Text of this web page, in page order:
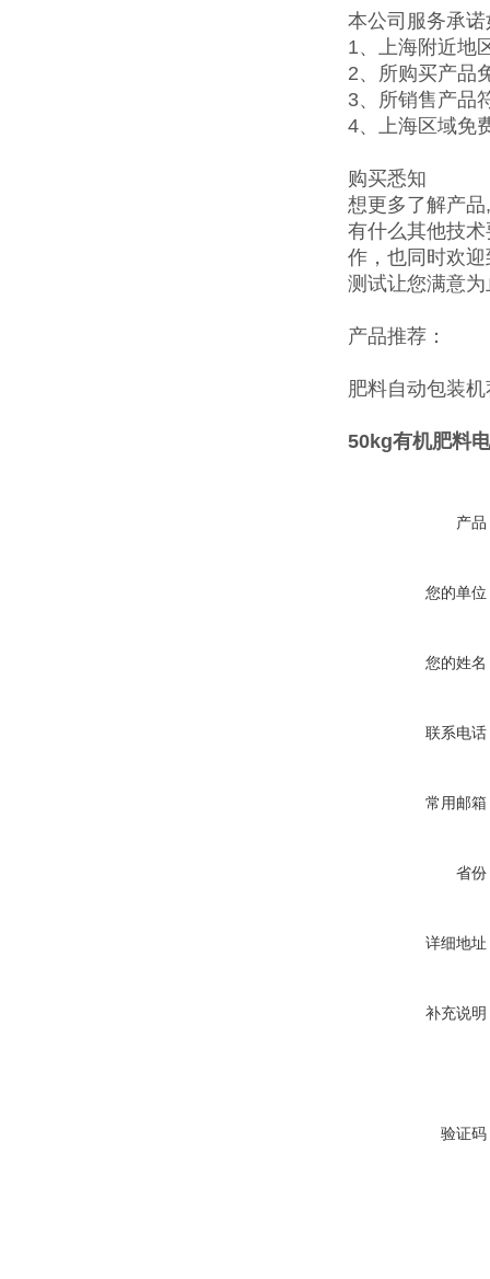
本公司服务承
1、上海附近地
2、所购买产品
3、所销售产品
4、 上海区域免
购买悉知
想更多了解产
有什么其他技
作，也同时欢
测试让您满意为
产品推荐：
肥料自动包装机
50kg有机肥料
产品
您的单位
您的姓名
联系电话
常用邮箱
省份
详细地址
补充说明
验证码